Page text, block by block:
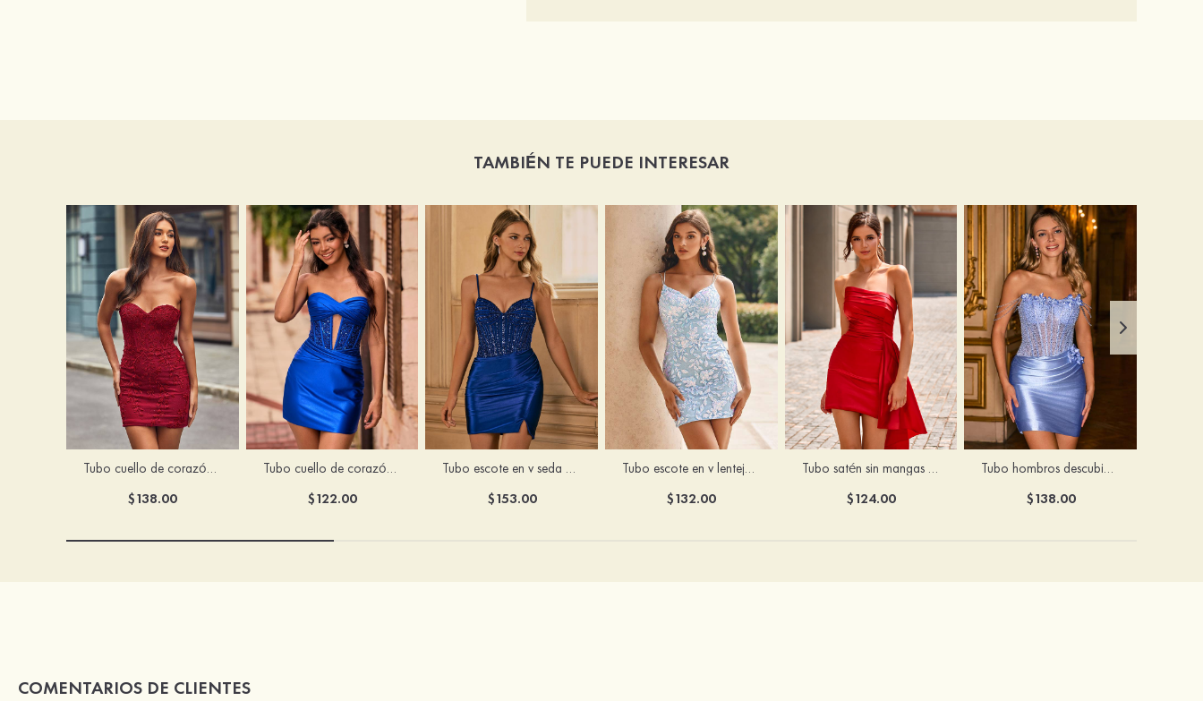
TAMBIÉN TE PUEDE INTERESAR
Tubo cuello de corazón tul corto/mini vestido para homecoming
$138.00
Tubo cuello de corazón seda como el satén corto vestido para homecoming
$122.00
Tubo escote en v seda como el satén corto vestido para homecoming
$153.00
Tubo escote en v lentejuelas corto vestido para homecoming
$132.00
Tubo satén sin mangas corto/mini vestido para homecoming
$124.00
Tubo hombros descubiertos seda como el satén corto vestido para homecoming
$138.00
COMENTARIOS DE CLIENTES